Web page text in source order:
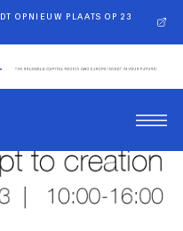
OPNIEUW PLAATS OP 23